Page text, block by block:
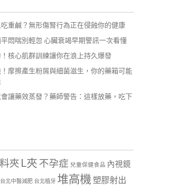
重鹹？無形傷腎行為正在侵蝕你的健康
悶喘別輕忽 心臟衰竭早期警訊一次看懂
核心肌群訓練讓你在浪上持久爆發
摩擦產生粉屑與細菌滋生，你的藥箱可能
讓藥效蒸發？藥師警告：這樣放藥，吃下
夾 L夾 不孕症 兒童保健食品 內視鏡
台北中醫減肥 台北植牙 堆高機塑膠射出